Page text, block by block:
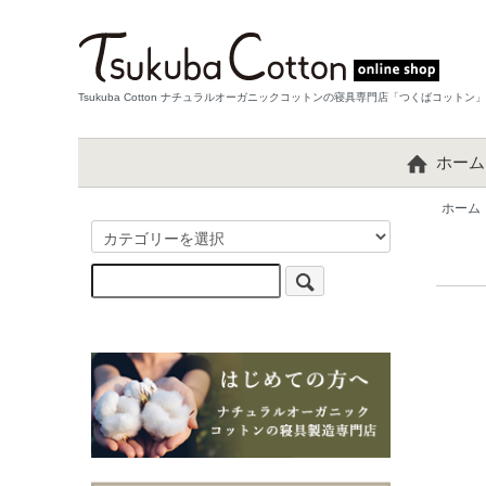
Tsukuba Cotton ナチュラルオーガニックコットンの寝具専門店「つくばコットン」
ホーム
ホーム